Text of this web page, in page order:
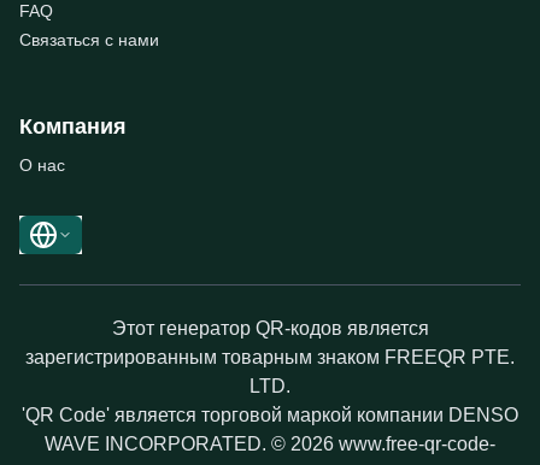
FAQ
Связаться с нами
Компания
О нас
Этот генератор QR-кодов является
зарегистрированным товарным знаком FREEQR PTE.
LTD.
'QR Code' является торговой маркой компании DENSO
WAVE INCORPORATED. © 2026 www.free-qr-code-